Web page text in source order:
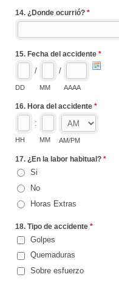
14. ¿Donde ocurrió? *
15. Fecha del accidente *
/
DD
/
MM AAAA
16. Hora del accidente *
:
HH MM AM/PM
17. ¿En la labor habitual? *
Si
No
Horas Extras
18. Tipo de accidente *
Golpes
Quemaduras
Sobre esfuerzo